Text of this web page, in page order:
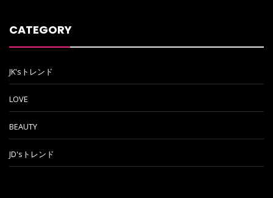
CATEGORY
JK'sトレンド
LOVE
BEAUTY
JD'sトレンド